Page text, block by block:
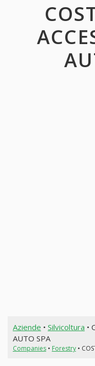
Aziende • Silvicoltura •
AUTO SPA
Companies• Forestry•